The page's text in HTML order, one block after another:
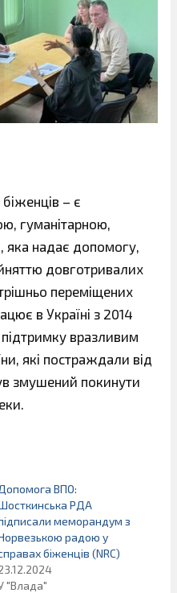
– є
гуманітарною,
яка надає допомогу,
довготривалих
переміщених
в Україні з 2014
вразливим
які постраждали від
змушений покинути
ВПО:
РДА
меморандум з
радою у
біженців (NRC)
"Влада"